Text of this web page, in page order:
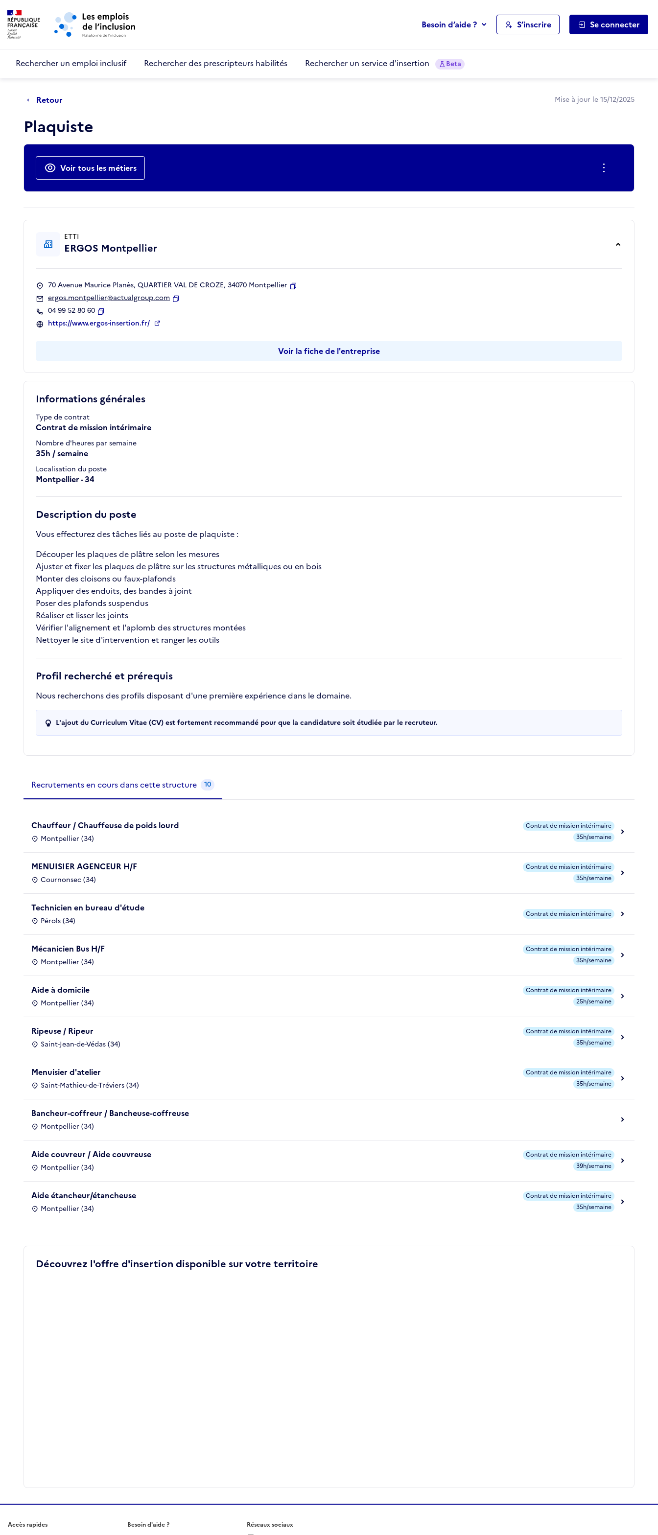
Aller au menu principal
Besoin d’aide ? S’inscrire Se connecter
Rechercher un emploi inclusif Rechercher des prescripteurs habilités Rechercher un service d'insertion Beta
Retour Mise à jour le 15/12/2025
Plaquiste
Actions rapides
Voir tous les métiers
Informations générales
Type de contrat
Contrat de mission intérimaire
Nombre d'heures par semaine
35h / semaine
Localisation du poste
Montpellier - 34
Description du poste
Vous effecturez des tâches liés au poste de plaquiste :
Découper les plaques de plâtre selon les mesures
Ajuster et fixer les plaques de plâtre sur les structures métalliques ou en bois
Monter des cloisons ou faux-plafonds
Appliquer des enduits, des bandes à joint
Poser des plafonds suspendus
Réaliser et lisser les joints
Vérifier l'alignement et l'aplomb des structures montées
Nettoyer le site d'intervention et ranger les outils
Profil recherché et prérequis
Nous recherchons des profils disposant d'une première expérience dans le domaine.
L'ajout du Curriculum Vitae (CV) est fortement recommandé pour que la candidature soit étudiée par le recruteur.
ETTI
ERGOS Montpellier
70 Avenue Maurice Planès, QUARTIER VAL DE CROZE, 34070 Montpellier
ergos.montpellier@actualgroup.com
04 99 52 80 60
Copier
https://www.ergos-insertion.fr/
Voir la fiche de l'entreprise
Recrutements de la structure
Recrutements en cours dans cette structure 10
Chauffeur / Chauffeuse de poids lourd
Montpellier (34)
Contrat de mission intérimaire
35h/semaine
MENUISIER AGENCEUR H/F
Cournonsec (34)
Contrat de mission intérimaire
35h/semaine
Technicien en bureau d'étude
Pérols (34)
Contrat de mission intérimaire
Mécanicien Bus H/F
Montpellier (34)
Contrat de mission intérimaire
35h/semaine
Aide à domicile
Montpellier (34)
Contrat de mission intérimaire
25h/semaine
Ripeuse / Ripeur
Saint-Jean-de-Védas (34)
Contrat de mission intérimaire
35h/semaine
Menuisier d'atelier
Saint-Mathieu-de-Tréviers (34)
Contrat de mission intérimaire
35h/semaine
Bancheur-coffreur / Bancheuse-coffreuse
Montpellier (34)
Aide couvreur / Aide couvreuse
Montpellier (34)
Contrat de mission intérimaire
39h/semaine
Aide étancheur/étancheuse
Montpellier (34)
Contrat de mission intérimaire
35h/semaine
Découvrez l'offre d'insertion disponible sur votre territoire
Accès rapides
Besoin d'aide ?
Réseaux sociaux